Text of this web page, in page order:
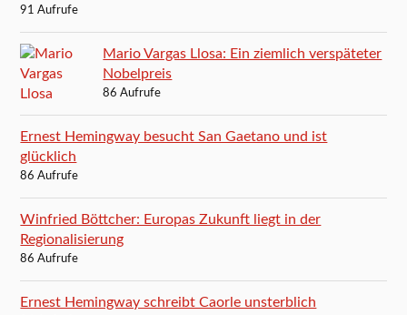
91 Aufrufe
Mario Vargas Llosa: Ein ziemlich verspäteter
Nobelpreis
86 Aufrufe
Ernest Hemingway besucht San Gaetano und ist
glücklich
86 Aufrufe
Winfried Böttcher: Europas Zukunft liegt in der
Regionalisierung
86 Aufrufe
Ernest Hemingway schreibt Caorle unsterblich